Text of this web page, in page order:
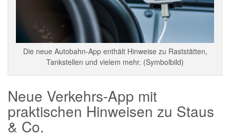
Die neue Autobahn-App enthält Hinweise zu Raststätten,
Tankstellen und vielem mehr. (Symbolbild)
Neue Verkehrs-App mit
praktischen Hinweisen zu Staus
& Co.